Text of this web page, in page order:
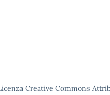
Creative Commons